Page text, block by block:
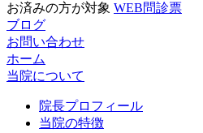
お済みの方が対象 WEB問診票
ブログ
お問い合わせ
ホーム
当院について
院長プロフィール
当院の特徴